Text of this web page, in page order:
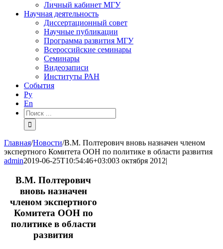
Личный кабинет МГУ
Научная деятельность
Диссертационный совет
Научные публикации
Программа развития МГУ
Всероссийские семинары
Семинары
Видеозаписи
Институты РАН
События
Ру
En
Результат
поиска:
Главная/Новости/В.М. Полтерович вновь назначен членом
экспертного Комитета ООН по политике в области развития
admin2019-06-25T10:54:46+03:003 октября 2012|
В.М. Полтерович
вновь назначен
членом экспертного
Комитета ООН по
политике в области
развития